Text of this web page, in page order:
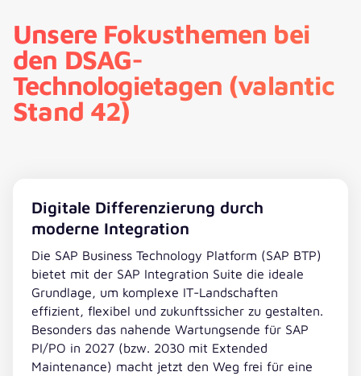
Unsere Fokusthemen bei
den DSAG-
Technologietagen (valantic
Stand 42)
Digitale Differenzierung durch
moderne Integration
Die SAP Business Technology Platform (SAP BTP)
bietet mit der SAP Integration Suite die ideale
Grundlage, um komplexe IT-Landschaften
effizient, flexibel und zukunftssicher zu gestalten.
Besonders das nahende Wartungsende für SAP
PI/PO in 2027 (bzw. 2030 mit Extended
Maintenance) macht jetzt den Weg frei für eine